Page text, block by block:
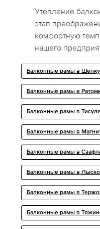
Утепление
этап
комфортную
нашего
Балконные рамы в
Балконные рамы в
Балконные рамы в
Балконные рамы в
Балконные рамы в
Балконные рамы в
Балконные рамы в
Балконные рамы в